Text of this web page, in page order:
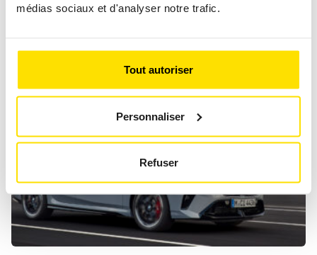
médias sociaux et d'analyser notre trafic.
Tout autoriser
Personnaliser
Refuser